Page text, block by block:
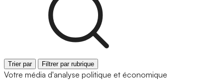
Trier par Filtrer par rubrique
Votre média d'analyse politique et économique